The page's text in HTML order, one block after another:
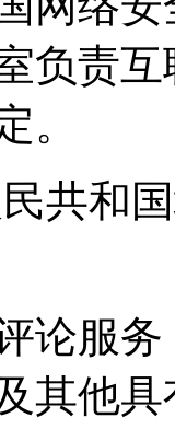
负责
。
共和
论服
其他